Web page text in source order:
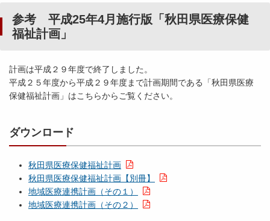
参考 平成25年4月施行版「秋田県医療保健
福祉計画」
計画は平成２９年度で終了しました。
平成２５年度から平成２９年度まで計画期間である「秋田県医療
保健福祉計画」はこちらからご覧ください。
ダウンロード
秋田県医療保健福祉計画
秋田県医療保健福祉計画【別冊】
地域医療連携計画（その１）
地域医療連携計画（その２）